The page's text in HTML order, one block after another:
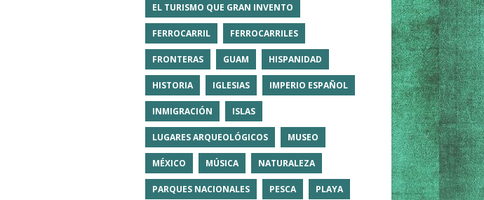
EL TURISMO QUE GRAN INVENTO
FERROCARRIL FERROCARRILES
FRONTERAS GUAM HISPANIDAD
HISTORIA IGLESIAS IMPERIO ESPAÑOL
INMIGRACIÓN ISLAS
LUGARES ARQUEOLÓGICOS MUSEO
MÉXICO MÚSICA NATURALEZA
PARQUES NACIONALES PESCA PLAYA